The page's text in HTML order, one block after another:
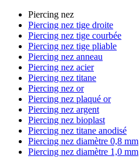
Piercing nez
Piercing nez tige droite
Piercing nez tige courbée
Piercing nez tige pliable
Piercing nez anneau
Piercing nez acier
Piercing nez titane
Piercing nez or
Piercing nez plaqué or
Piercing nez argent
Piercing nez bioplast
Piercing nez titane anodisé
Piercing nez diamètre 0,8 mm
Piercing nez diamètre 1,0 mm